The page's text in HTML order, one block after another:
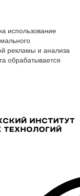
использование
рекламы и анализа
обрабатывается